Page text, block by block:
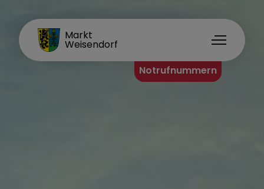
Markt
Weisendorf
FAMILIENORT
Notrufnummern